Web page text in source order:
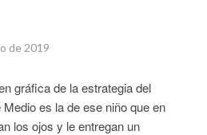
de 2019
gráfica de la estrategia del
es la de ese niño que en
los ojos y le entregan un